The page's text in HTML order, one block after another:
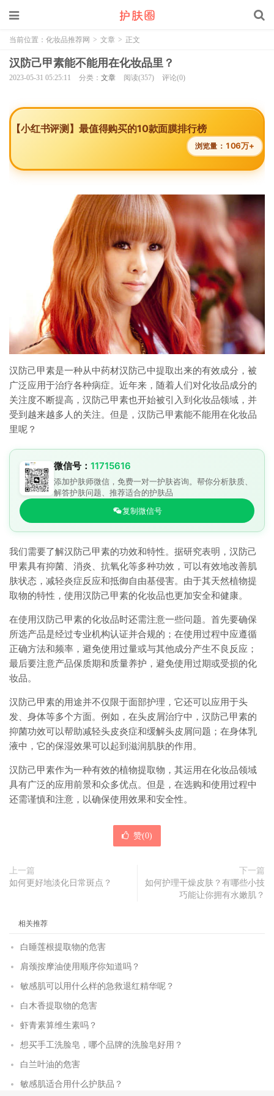
当前位置： 化妆品推荐网 > 文章 > 正文
汉防己甲素能不能用在化妆品里？
2023-05-31 05:25:11 分类： 文章 阅读(357) 评论(0)
【小红书评测】最值得购买的10款面膜排行榜
浏览量： 106万+
汉防己甲素是一种从中药材汉防己中提取出来的有效成分，被
广泛应用于治疗各种病症。近年来，随着人们对化妆品成分的
关注度不断提高，汉防己甲素也开始被引入到化妆品领域，并
受到越来越多人的关注。但是，汉防己甲素能不能用在化妆品
里呢？
微信号： 11715616
添加护肤师微信，免费一对一护肤咨询。帮你分析肤质、
解答护肤问题、推荐适合的护肤品
复制微信号
我们需要了解汉防己甲素的功效和特性。据研究表明，汉防己
甲素具有抑菌、消炎、抗氧化等多种功效，可以有效地改善肌
肤状态，减轻炎症反应和抵御自由基侵害。由于其天然植物提
取物的特性，使用汉防己甲素的化妆品也更加安全和健康。
在使用汉防己甲素的化妆品时还需注意一些问题。首先要确保
所选产品是经过专业机构认证并合规的；在使用过程中应遵循
正确方法和频率，避免使用过量或与其他成分产生不良反应；
最后要注意产品保质期和质量养护，避免使用过期或受损的化
妆品。
汉防己甲素的用途并不仅限于面部护理，它还可以应用于头
发、身体等多个方面。例如，在头皮屑治疗中，汉防己甲素的
抑菌功效可以帮助减轻头皮炎症和缓解头皮屑问题；在身体乳
液中，它的保湿效果可以起到滋润肌肤的作用。
汉防己甲素作为一种有效的植物提取物，其运用在化妆品领域
具有广泛的应用前景和众多优点。但是，在选购和使用过程中
还需谨慎和注意，以确保使用效果和安全性。
赞(0)
上一篇
如何更好地淡化日常斑点？
下一篇
如何护理干燥皮肤？有哪些小技
巧能让你拥有水嫩肌？
相关推荐
白睡莲根提取物的危害
肩颈按摩油使用顺序你知道吗？
敏感肌可以用什么样的急救退红精华呢？
白木香提取物的危害
虾青素算维生素吗？
想买手工洗脸皂，哪个品牌的洗脸皂好用？
白兰叶油的危害
敏感肌适合用什么护肤品？